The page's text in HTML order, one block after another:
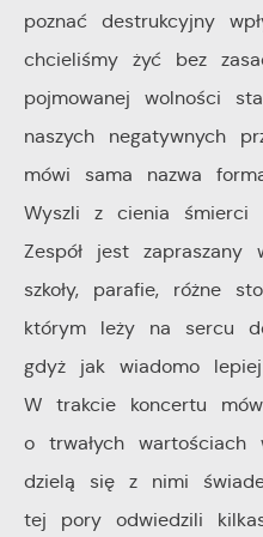
poznać destrukcyjny
chcieliśmy żyć bez
pojmowanej wolności
naszych negatywnych
mówi sama nazwa
Wyszli z cienia śmierci
Zespół jest zapraszany
szkoły, parafie, różne
którym leży na sercu
gdyż jak wiadomo
W trakcie koncertu
o trwałych wartościach
dzielą się z nimi
tej pory odwiedzili